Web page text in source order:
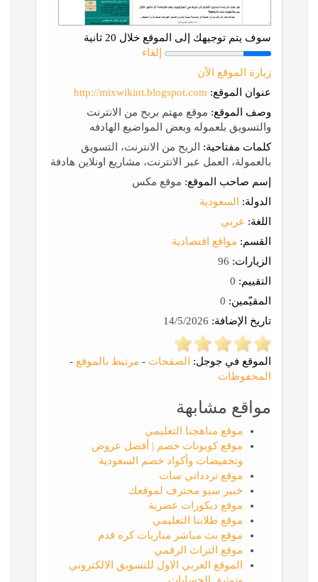
سوف يتم توجيهك إلى الموقع خلال 20 ثانية
إلغاء
زيارة الموقع الآن
عنوان الموقع: http://mixwikint.blogspot.com
وصف الموقع: موقع مهتم بربح من الانترنت
والتسويق بلعموله وبعض المواضيع الهادفه
كلمات مفتاحية: الربح من الانترنت، التسويق
بالعمولة، العمل عبر الانترنت، مشاريع اونلاين هادفة
إسم صاحب الموقع: موقع مكس
الدولة:
السعودية
اللغة: عربي
القسم: مواقع اقتصادية
الزيارات:
التقييم:
المقيّمين:
تاريخ الإضافة:
الموقع في جوجل: الصفحات - مرتبط بالموقع -
المحفوظات
مواقع مشابهة
موقع مناهجنا التعليمي
موقع كوبونات خصم | أفضل عروض
وتخفيضات وأكواد خصم السعودية
موقع تردداتي سات
خبير سيو محترف لموقعك
موقع ديكورات عصرية
موقع طلابنا التعليمي
موقع بث مباشر مباريات كره قدم
موقع التراث الرقمي
الموقع العربي الاول للتسويق الالكتروني